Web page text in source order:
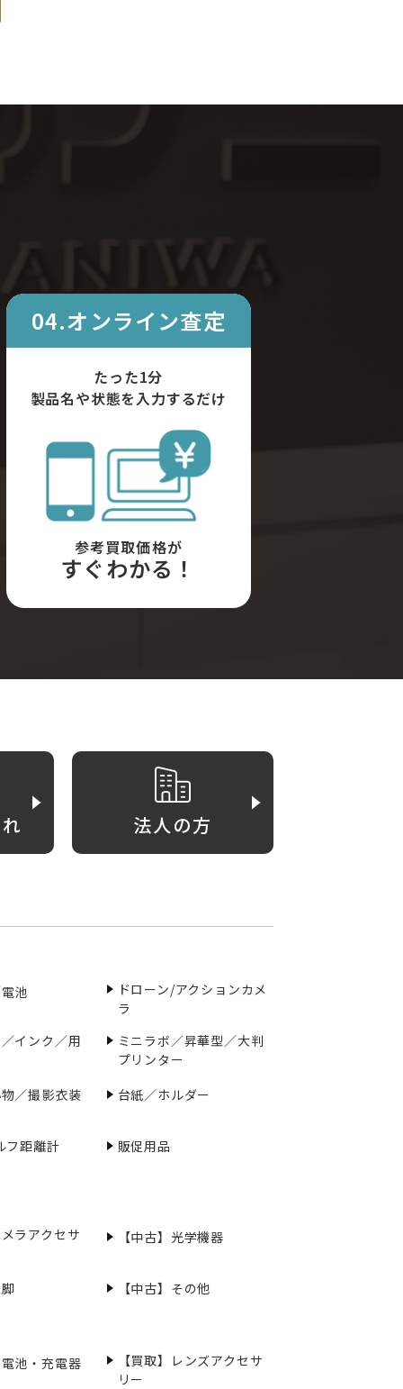
04.オンライン査定
たった1分
製品名や状態を入力するだけ
参考買取価格が
すぐわかる！
法人の方
池
ドローン/アクションカメ
ラ
インク／用
ミニラボ／昇華型／大判
プリンター
／撮影衣装
台紙／ホルダー
フ距離計 販促用品
ラアクセサ 【中古】光学機器
【中古】その他
池・充電器
【買取】レンズアクセサ
リー